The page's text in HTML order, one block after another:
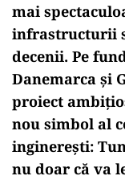
mai
infrastructurii
decenii. Pe
Danemarca și
proiect
nou simbol al
inginerești:
nu doar că va